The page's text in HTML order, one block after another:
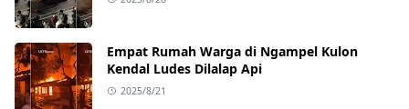
Empat Rumah Warga di Ngampel Kulon
Kendal Ludes Dilalap Api
2025/8/21